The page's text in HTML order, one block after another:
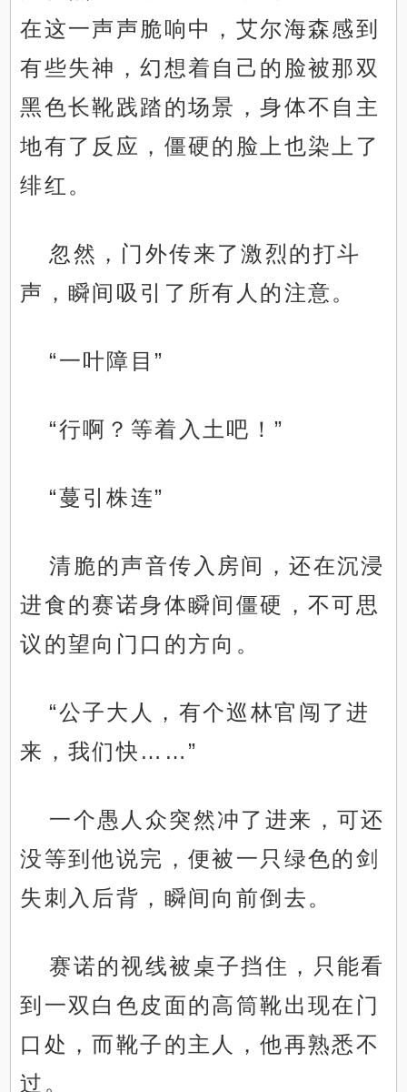
在这一声声脆响中，艾尔海森感到
有些失神，幻想着自己的脸被那双
黑色长靴践踏的场景，身体不自主
地有了反应，僵硬的脸上也染上了
绯红。
忽然，门外传来了激烈的打斗
声，瞬间吸引了所有人的注意。
“一叶障目”
“行啊？等着入土吧！”
“蔓引株连”
清脆的声音传入房间，还在沉浸
进食的赛诺身体瞬间僵硬，不可思
议的望向门口的方向。
“公子大人，有个巡林官闯了进
来，我们快……”
一个愚人众突然冲了进来，可还
没等到他说完，便被一只绿色的剑
失刺入后背，瞬间向前倒去。
赛诺的视线被桌子挡住，只能看
到一双白色皮面的高筒靴出现在门
口处，而靴子的主人，他再熟悉不
过。